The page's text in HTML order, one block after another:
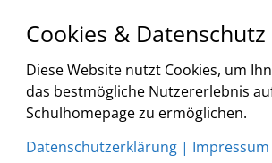
Termine
< <2026>
August
Cookies & Datenschutz
Diese Website nutzt Cookies, um
das bestmögliche Nutzererlebnis
Schulhomepage zu ermöglichen.
Datenschutzerklärung | Impressum